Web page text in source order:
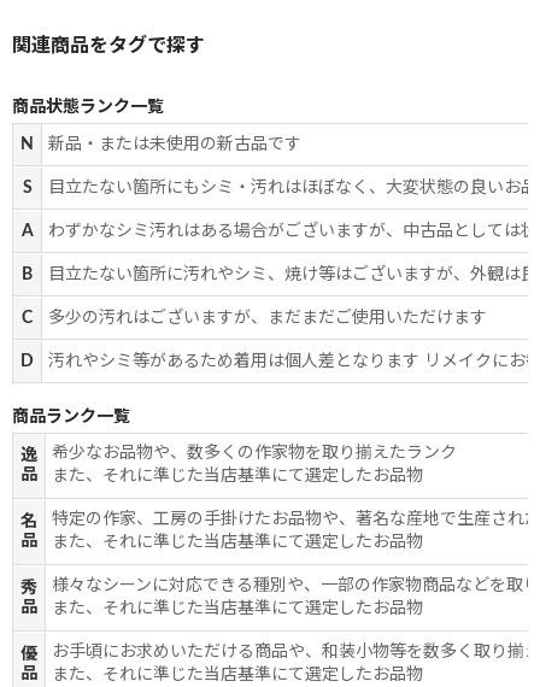
商品状態ランク一覧
N 新品・または未使用の新古品です
S 目立たない箇所にもシミ・汚れはほぼなく、大変状態の良いお
A わずかなシミ汚れはある場合がございますが、中古品としては
B 目立たない箇所に汚れやシミ、焼け等はございますが、外観は
C 多少の汚れはございますが、まだまだご使用いただけます
D 汚れやシミ等があるため着用は個人差となります リメイクにお
商品ランク一覧
逸
品
希少なお品物や、数多くの作家物を取り揃えたランク
また、それに準じた当店基準にて選定したお品物
名
品
特定の作家、工房の手掛けたお品物や、著名な産地で生産され
また、それに準じた当店基準にて選定したお品物
秀
品
様々なシーンに対応できる種別や、一部の作家物商品などを取
また、それに準じた当店基準にて選定したお品物
優
品
お手頃にお求めいただける商品や、和装小物等を数多く取り揃
また、それに準じた当店基準にて選定したお品物